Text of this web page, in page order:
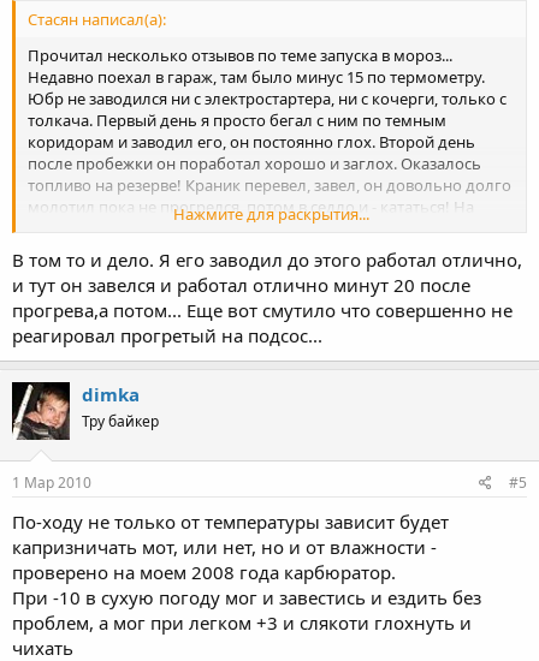
Стасян написал(а):
Прочитал несколько отзывов по теме запуска в мороз...
Недавно поехал в гараж, там было минус 15 по термометру.
Юбр не заводился ни с электростартера, ни с кочерги, только с
толкача. Первый день я просто бегал с ним по темным
коридорам и заводил его, он постоянно глох. Второй день
после пробежки он поработал хорошо и заглох. Оказалось
топливо на резерве! Краник перевел, завел, он довольно долго
молотил пока не прогрелся, потом в седло и - кататься! На
улице солнышко и минус 5! Красотища! Юбр работал отлично.
После недельного перерыва завелся с полоборота снова при
минусовой температуре. Так что ему видимо надо время, чтоб
на холоде очухаться и проснуться.
Нажмите для раскрытия...
В том то и дело. Я его заводил до этого работал отлично,
и тут он завелся и работал отлично минут 20 после
прогрева,а потом... Еще вот смутило что совершенно не
реагировал прогретый на подсос...
dimka
Тру байкер
1 Мар 2010 #5
По-ходу не только от температуры зависит будет
капризничать мот, или нет, но и от влажности -
проверено на моем 2008 года карбюратор.
При -10 в сухую погоду мог и завестись и ездить без
проблем, а мог при легком +3 и слякоти глохнуть и
чихать